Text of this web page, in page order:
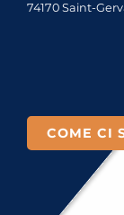
74170 Saint-
COME CI